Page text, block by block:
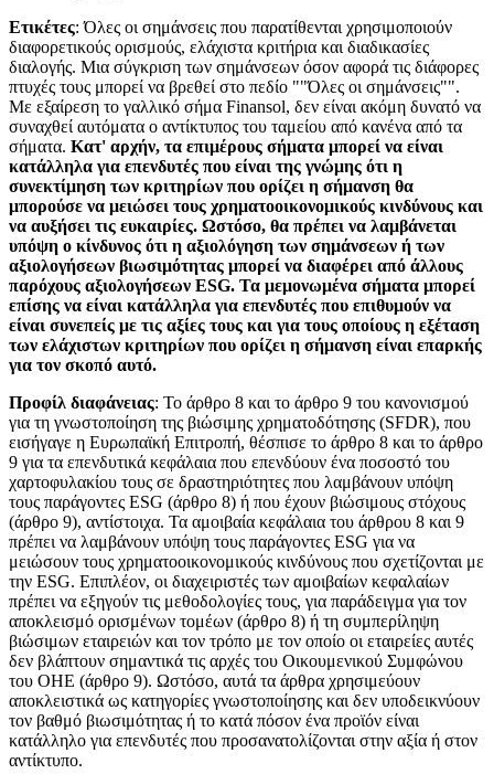
Ετικέτες: Όλες οι σημάνσεις που παρατίθενται χρησιμοποιούν
διαφορετικούς ορισμούς, ελάχιστα κριτήρια και διαδικασίες
διαλογής. Μια σύγκριση των σημάνσεων όσον αφορά τις διάφορες
πτυχές τους μπορεί να βρεθεί στο πεδίο ""Όλες οι σημάνσεις"".
Με εξαίρεση το γαλλικό σήμα Finansol, δεν είναι ακόμη δυνατό να
συναχθεί αυτόματα ο αντίκτυπος του ταμείου από κανένα από τα
σήματα. Κατ' αρχήν, τα επιμέρους σήματα μπορεί να είναι
κατάλληλα για επενδυτές που είναι της γνώμης ότι η
συνεκτίμηση των κριτηρίων που ορίζει η σήμανση θα
μπορούσε να μειώσει τους χρηματοοικονομικούς κινδύνους και
να αυξήσει τις ευκαιρίες. Ωστόσο, θα πρέπει να λαμβάνεται
υπόψη ο κίνδυνος ότι η αξιολόγηση των σημάνσεων ή των
αξιολογήσεων βιωσιμότητας μπορεί να διαφέρει από άλλους
παρόχους αξιολογήσεων ESG. Τα μεμονωμένα σήματα μπορεί
επίσης να είναι κατάλληλα για επενδυτές που επιθυμούν να
είναι συνεπείς με τις αξίες τους και για τους οποίους η εξέταση
των ελάχιστων κριτηρίων που ορίζει η σήμανση είναι επαρκής
για τον σκοπό αυτό.
Προφίλ διαφάνειας: Το άρθρο 8 και το άρθρο 9 του κανονισμού
για τη γνωστοποίηση της βιώσιμης χρηματοδότησης (SFDR), που
εισήγαγε η Ευρωπαϊκή Επιτροπή, θέσπισε το άρθρο 8 και το άρθρο
9 για τα επενδυτικά κεφάλαια που επενδύουν ένα ποσοστό του
χαρτοφυλακίου τους σε δραστηριότητες που λαμβάνουν υπόψη
τους παράγοντες ESG (άρθρο 8) ή που έχουν βιώσιμους στόχους
(άρθρο 9), αντίστοιχα. Τα αμοιβαία κεφάλαια του άρθρου 8 και 9
πρέπει να λαμβάνουν υπόψη τους παράγοντες ESG για να
μειώσουν τους χρηματοοικονομικούς κινδύνους που σχετίζονται με
την ESG. Επιπλέον, οι διαχειριστές των αμοιβαίων κεφαλαίων
πρέπει να εξηγούν τις μεθοδολογίες τους, για παράδειγμα για τον
αποκλεισμό ορισμένων τομέων (άρθρο 8) ή τη συμπερίληψη
βιώσιμων εταιρειών και τον τρόπο με τον οποίο οι εταιρείες αυτές
δεν βλάπτουν σημαντικά τις αρχές του Οικουμενικού Συμφώνου
του ΟΗΕ (άρθρο 9). Ωστόσο, αυτά τα άρθρα χρησιμεύουν
αποκλειστικά ως κατηγορίες γνωστοποίησης και δεν υποδεικνύουν
τον βαθμό βιωσιμότητας ή το κατά πόσον ένα προϊόν είναι
κατάλληλο για επενδυτές που προσανατολίζονται στην αξία ή στον
αντίκτυπο.